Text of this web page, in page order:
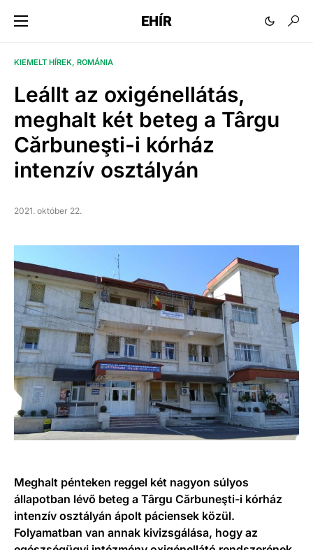
EHÍR
KIEMELT HÍREK ROMÁNIA
Leállt az oxigénellátás,
meghalt két beteg a Târgu
Cărbuneşti-i kórház
intenzív osztályán
2021. október 22.
Meghalt pénteken reggel két nagyon súlyos
állapotban lévő beteg a Târgu Cărbuneşti-i kórház
intenzív osztályán ápolt páciensek közül.
Folyamatban van annak kivizsgálása, hogy az